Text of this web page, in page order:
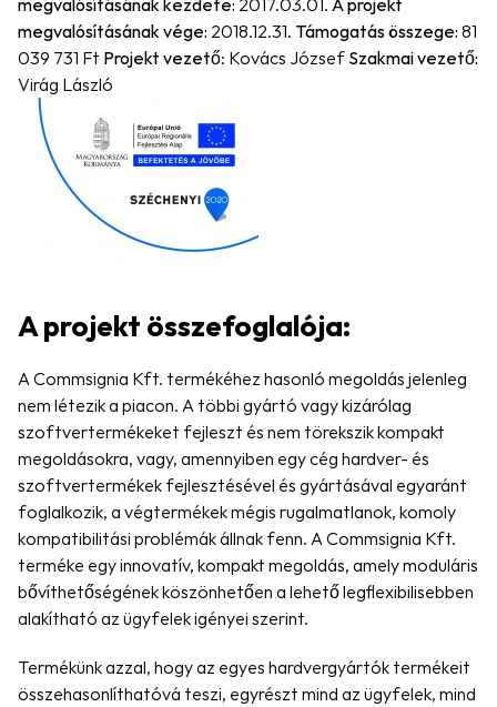
megvalósításának vége: 2018.12.31. Támogatás összege: 81
039 731 Ft Projekt vezető: Kovács József Szakmai vezető:
Virág László
A projekt összefoglalója:
A Commsignia Kft. termékéhez hasonló megoldás jelenleg
nem létezik a piacon. A többi gyártó vagy kizárólag
szoftvertermékeket fejleszt és nem törekszik kompakt
megoldásokra, vagy, amennyiben egy cég hardver- és
szoftvertermékek fejlesztésével és gyártásával egyaránt
foglalkozik, a végtermékek mégis rugalmatlanok, komoly
kompatibilitási problémák állnak fenn. A Commsignia Kft.
terméke egy innovatív, kompakt megoldás, amely moduláris
bővíthetőségének köszönhetően a lehető legflexibilisebben
alakítható az ügyfelek igényei szerint.
Termékünk azzal, hogy az egyes hardvergyártók termékeit
összehasonlíthatóvá teszi, egyrészt mind az ügyfelek, mind